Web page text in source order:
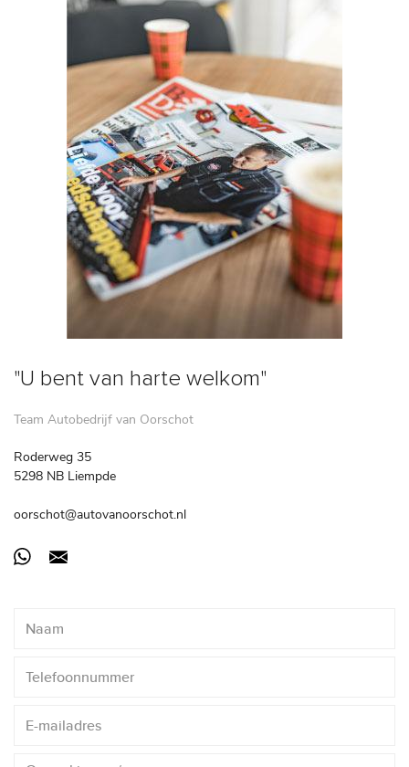
"U bent van harte welkom"
Team Autobedrijf van Oorschot
Roderweg 35
5298 NB Liempde
oorschot@autovanoorschot.nl